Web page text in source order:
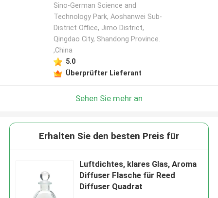
Sino-German Science and
Technology Park, Aoshanwei Sub-
District Office, Jimo District,
Qingdao City, Shandong Province.
,China
5.0
Überprüfter Lieferant
Sehen Sie mehr an
Erhalten Sie den besten Preis für
Luftdichtes, klares Glas, Aroma
Diffuser Flasche für Reed
Diffuser Quadrat